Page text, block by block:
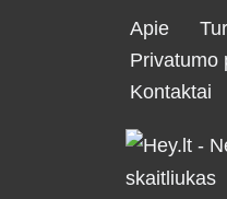
Apie
Privatumo
Kontaktai